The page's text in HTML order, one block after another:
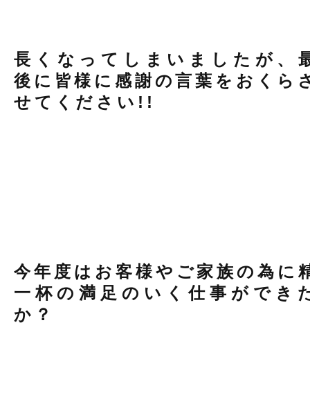
長くなってしまいましたが、
後に皆様に感謝の言葉をおくら
せてください!!
今年度はお客様やご家族の為に
一杯の満足のいく仕事ができ
か？